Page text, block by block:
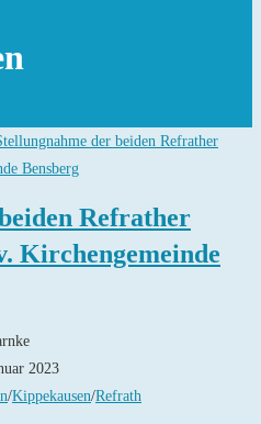
Refrather
Kirchengemeinde
2023
/Kippekausen/Refrath